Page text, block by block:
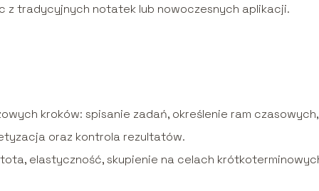
z tradycyjnych notatek lub nowoczesnych aplikacji.
kroków: spisanie zadań, określenie ram czasowych,
oraz kontrola rezultatów.
elastyczność, skupienie na celach